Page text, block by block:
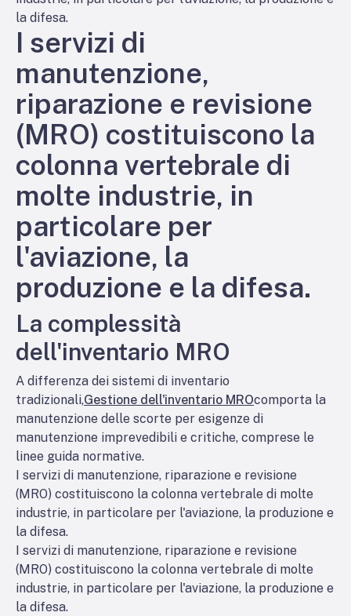
la difesa.
I servizi di
manutenzione,
riparazione e revisione
(MRO) costituiscono la
colonna vertebrale di
molte industrie, in
particolare per
l'aviazione, la
produzione e la difesa.
La complessità
dell'inventario MRO
A differenza dei sistemi di inventario
tradizionali,Gestione dell'inventario MROcomporta la
manutenzione delle scorte per esigenze di
manutenzione imprevedibili e critiche, comprese le
linee guida normative.
I servizi di manutenzione, riparazione e revisione
(MRO) costituiscono la colonna vertebrale di molte
industrie, in particolare per l'aviazione, la produzione e
la difesa.
I servizi di manutenzione, riparazione e revisione
(MRO) costituiscono la colonna vertebrale di molte
industrie, in particolare per l'aviazione, la produzione e
la difesa.